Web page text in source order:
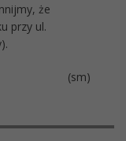
że
przy ul.
(sm)